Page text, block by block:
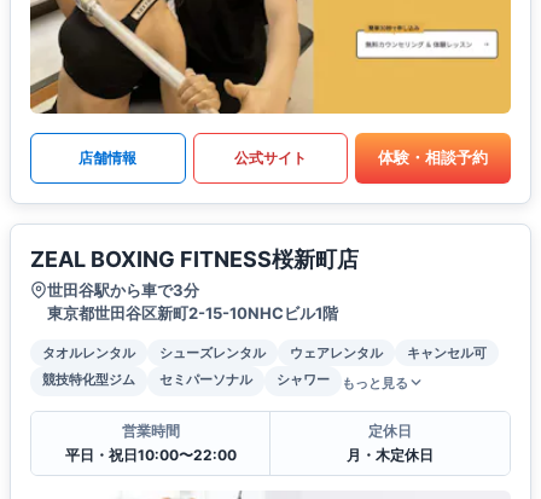
店舗情報 公式サイト 体験・相談予約
ZEAL BOXING FITNESS桜新町店
世田谷駅から車で3分
東京都世田谷区新町2-15-10NHCビル1階
タオルレンタル シューズレンタル ウェアレンタル
キャンセル可
競技特化型ジム
セミパーソナル シャワー もっと見る
営業時間
平日・祝日10:00〜22:00
定休日
月・木定休日